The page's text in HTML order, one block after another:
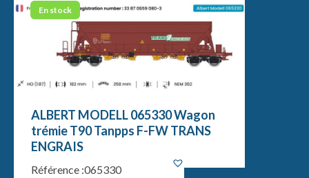
En stock
ALBERT MODELL 065330 Wagon
trémie T90 Tanpps F-FW TRANS
ENGRAIS
Référence :065330